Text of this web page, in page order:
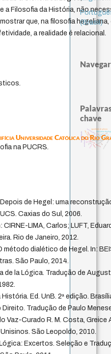
a Filosofia da História, não
que, na filosofia
a realidade é relacional.
Universidade Católica do Rio
na PUCRS.
Depois de Hegel: uma
Caxias do Sul, 2006.
CIRNE-LIMA, Carlos; LUFT,
Rio de Janeiro, 2012.
método dialético de Hegel. In:
São Paulo, 2014.
de la Lógica. Tradução de
História. Ed. UnB. 2ª edição.
Direito. Tradução de Paulo
Vaz-Curado R. M. Costa, Greice
São Leopoldo, 2010.
Lógica: Excertos. Seleção e
(Brasil)
Navegar
chave
immanuel kant
código da dinastia nguyen
gosto
juízo sensus
formação
education
redução
mulher
popper
modelos mentais
falseabilidade
carnap
constituição
totalização
nome
igualdade de gênero
judaísmo
revelação
descartes
ren
ética.
yi